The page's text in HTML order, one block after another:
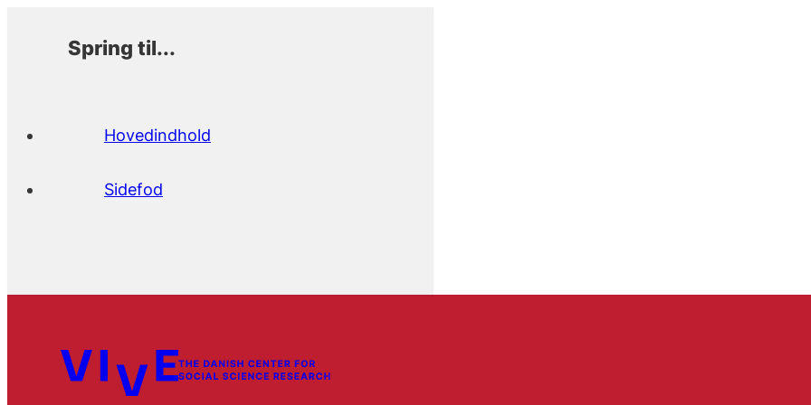
Spring til...
Hovedindhold
Sidefod